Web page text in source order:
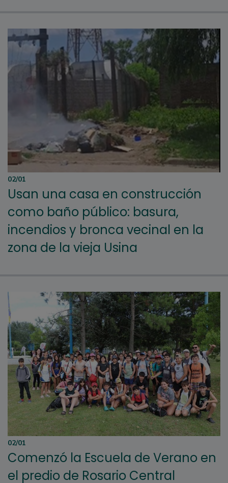
02/01
Usan una casa en construcción
como baño público: basura,
incendios y bronca vecinal en la
zona de la vieja Usina
02/01
Comenzó la Escuela de Verano en
el predio de Rosario Central